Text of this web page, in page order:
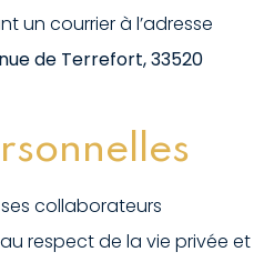
un courrier à l’adresse
de Terrefort, 33520
collaborateurs
respect de la vie privée et